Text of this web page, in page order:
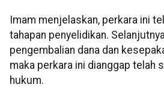
Imam menjelaskan, perkara ini
tahapan penyelidikan.
pengembalian dana dan
maka perkara ini dianggap telah
hukum.